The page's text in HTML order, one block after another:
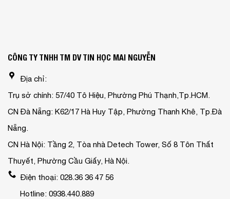
CÔNG TY TNHH TM DV TIN HỌC MAI NGUYỄN
Địa chỉ:
Trụ sở chính: 57/40 Tô Hiệu, Phường Phú Thạnh,Tp.HCM.
CN Đà Nẵng: K62/17 Hà Huy Tập, Phường Thanh Khê, Tp.Đà
Nẵng.
CN Hà Nội: Tầng 2, Tòa nhà Detech Tower, Số 8 Tôn Thất
Thuyết, Phường Cầu Giấy, Hà Nội.
Điện thoại: 028.36 36 47 56
Hotline: 0938.440.889